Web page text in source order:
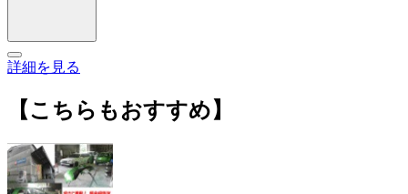
詳細を見る
【こちらもおすすめ】